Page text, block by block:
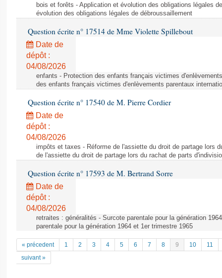
bois et forêts - Application et évolution des obligations légales
évolution des obligations légales de débroussaillement
Question écrite n° 17514 de Mme Violette Spillebout
Date de
dépôt :
04/08/2026
enfants - Protection des enfants français victimes
des enfants français victimes d'enlèvements parentaux
Question écrite n° 17540 de M. Pierre Cordier
Date de
dépôt :
04/08/2026
impôts et taxes - Réforme de l'assiette du droit de partage lors
de l'assiette du droit de partage lors du rachat de parts
Question écrite n° 17593 de M. Bertrand Sorre
Date de
dépôt :
04/08/2026
retraites : généralités - Surcote parentale pour la génération
parentale pour la génération 1964 et 1er trimestre 1965
« précedent 1 2 3 4 5 6 7 8 9 10
11
suivant »